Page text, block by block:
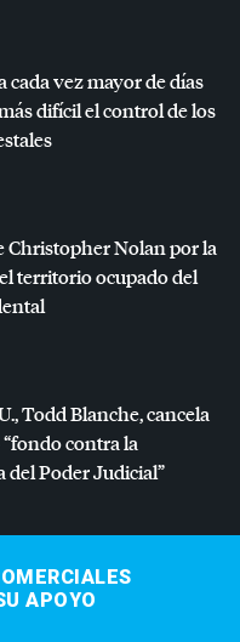
cada vez mayor de días
difícil el control de los
Christopher Nolan por la
territorio ocupado del
Todd Blanche, cancela
contra la
Poder Judicial”
APOYO